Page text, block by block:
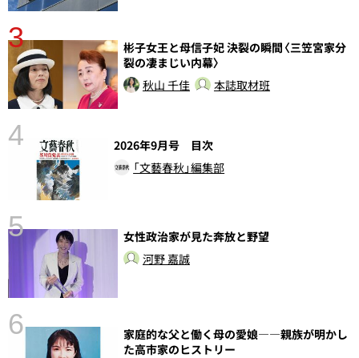
3
彬子女王と母信子妃 決裂の瞬間〈三笠宮家分
裂の凄まじい内幕〉
秋山 千佳
本誌取材班
4
2026年9月号 目次
「文藝春秋」編集部
5
女性政治家が見た奔放と野望
河野 嘉誠
6
家庭的な父と働く母の愛娘――親族が明かし
た高市家のヒストリー